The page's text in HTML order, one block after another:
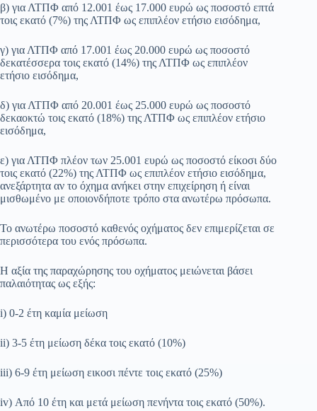
β) για ΛΤΠΦ από 12.001 έως 17.000 ευρώ ως ποσοστό επτά
τοις εκατό (7%) της ΛΤΠΦ ως επιπλέον ετήσιο εισόδημα,
γ) για ΛΤΠΦ από 17.001 έως 20.000 ευρώ ως ποσοστό
δεκατέσσερα τοις εκατό (14%) της ΛΤΠΦ ως επιπλέον
ετήσιο εισόδημα,
δ) για ΛΤΠΦ από 20.001 έως 25.000 ευρώ ως ποσοστό
δεκαοκτώ τοις εκατό (18%) της ΛΤΠΦ ως επιπλέον ετήσιο
εισόδημα,
ε) για ΛΤΠΦ πλέον των 25.001 ευρώ ως ποσοστό είκοσι δύο
τοις εκατό (22%) της ΛΤΠΦ ως επιπλέον ετήσιο εισόδημα,
ανεξάρτητα αν το όχημα ανήκει στην επιχείρηση ή είναι
μισθωμένο με οποιονδήποτε τρόπο στα ανωτέρω πρόσωπα.
Το ανωτέρω ποσοστό καθενός οχήματος δεν επιμερίζεται σε
περισσότερα του ενός πρόσωπα.
Η αξία της παραχώρησης του οχήματος μειώνεται βάσει
παλαιότητας ως εξής:
i) 0-2 έτη καμία μείωση
ii) 3-5 έτη μείωση δέκα τοις εκατό (10%)
iii) 6-9 έτη μείωση εικοσι πέντε τοις εκατό (25%)
iv) Από 10 έτη και μετά μείωση πενήντα τοις εκατό (50%).